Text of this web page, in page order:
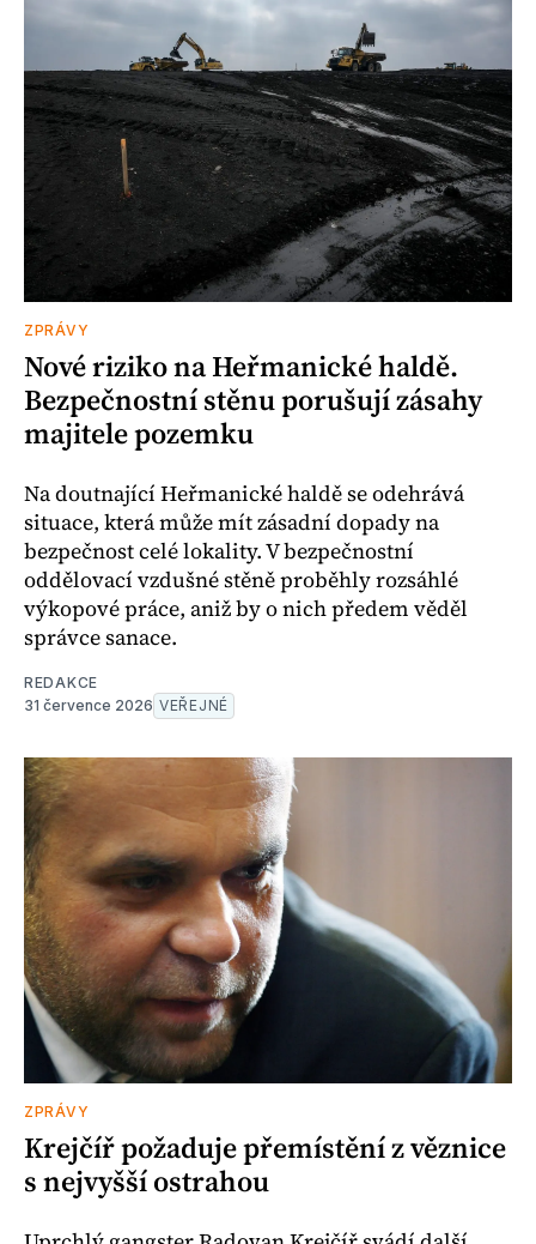
ZPRÁVY
Nové riziko na Heřmanické haldě.
Bezpečnostní stěnu porušují zásahy
majitele pozemku
Na doutnající Heřmanické haldě se odehrává
situace, která může mít zásadní dopady na
bezpečnost celé lokality. V bezpečnostní
oddělovací vzdušné stěně proběhly rozsáhlé
výkopové práce, aniž by o nich předem věděl
správce sanace.
REDAKCE
31 července 2026 VEŘEJNÉ
ZPRÁVY
Krejčíř požaduje přemístění z věznice
s nejvyšší ostrahou